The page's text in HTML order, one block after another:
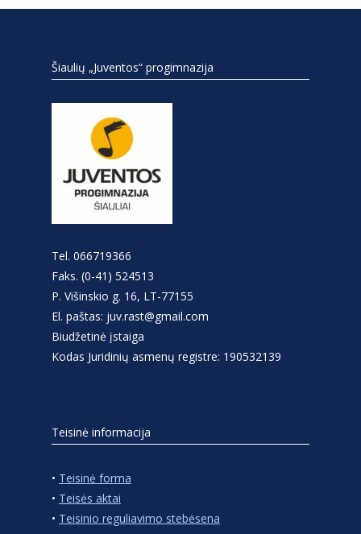
Šiaulių „Juventos“ progimnazija
Tel. 066719366
Faks. (0-41) 524513
P. Višinskio g. 16, LT-77155
El. paštas: juv.rast@gmail.com
Biudžetinė įstaiga
Kodas Juridinių asmenų registre: 190532139
Teisinė informacija
• Teisinė forma
• Teisės aktai
• Teisinio reguliavimo stebėsena